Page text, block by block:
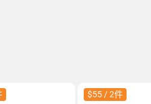
$55 / 2件